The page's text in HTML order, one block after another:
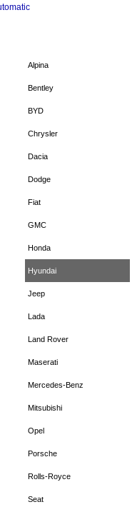
Alpina
Bentley
BYD
Chrysler
Dacia
Dodge
Fiat
GMC
Honda
Hyundai
Jeep
Lada
Land Rover
Maserati
Mercedes-Benz
Mitsubishi
Opel
Porsche
Rolls-Royce
Seat